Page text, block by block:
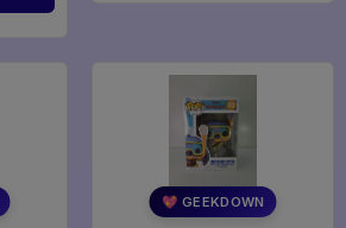
💖 GEEKDOWN